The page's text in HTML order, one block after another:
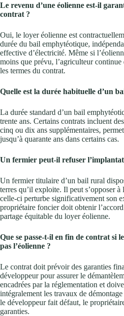
Le revenu d’une éolienne est-il
contrat ?
Oui, le loyer éolienne est
durée du bail emphytéotique,
effective d’électricité. Même si
moins que prévu, l’agriculteur
les termes du contrat.
Quelle est la durée habituelle d’un
La durée standard d’un bail
trente ans. Certains contrats incluent
cinq ou dix ans supplémentaires,
jusqu’à quarante ans dans certains cas.
Un fermier peut-il refuser
Un fermier titulaire d’un bail rural
terres qu’il exploite. Il peut s’opposer
celle-ci perturbe significativement son
propriétaire foncier doit obtenir
partage équitable du loyer éolienne.
Que se passe-t-il en fin de contrat si
pas l’éolienne ?
Le contrat doit prévoir des garanties
développeur pour assurer le
encadrées par la réglementation et
intégralement les travaux de
le développeur fait défaut, le
garanties.